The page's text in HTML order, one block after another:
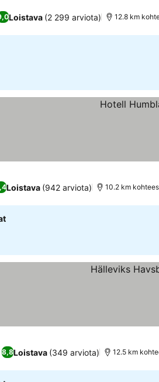
Loistava (2 299 arviota) 12.8 km
Loistava (942 arviota) 10.2 km
8,8Loistava (349 arviota) 12.5 km